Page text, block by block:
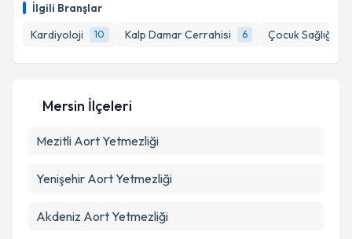
İlgili Branşlar
Kardiyoloji
10 Kalp Damar Cerrahisi 6 Çocuk Sağlığı ve
takvim hazırlandığında e-posta ile bilgilendireceğiz.
E-posta Adresiniz
Metni'ni okudum ve kişisel verilerimin belirtilen
Mersin İlçeleri
Mezitli Aort Yetmezliği
Yenişehir Aort Yetmezliği
Akdeniz Aort Yetmezliği